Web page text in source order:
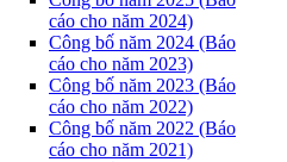
cáo cho năm 2024)
Công bố năm 2024 (Báo
cáo cho năm 2023)
Công bố năm 2023 (Báo
cáo cho năm 2022)
Công bố năm 2022 (Báo
cáo cho năm 2021)